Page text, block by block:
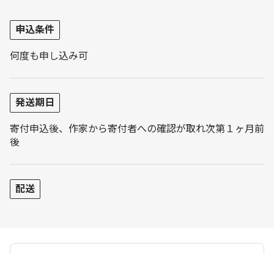
申込条件
何度も申し込み可
発送期日
寄付申込後、作家から寄付者への確認が取れ次第１ヶ月前
後
配送